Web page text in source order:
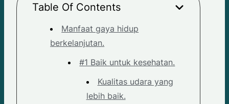
Table Of Contents
Manfaat gaya hidup
berkelanjutan.
#1 Baik untuk kesehatan.
Kualitas udara yang
lebih baik.